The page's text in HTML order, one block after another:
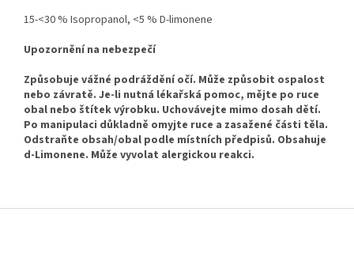
15-<30 % Isopropanol, <5 % D-limonene
Upozornění na nebezpečí
Způsobuje vážné podráždění očí. Může způsobit ospalost
nebo závratě. Je-li nutná lékařská pomoc, mějte po ruce
obal nebo štítek výrobku. Uchovávejte mimo dosah dětí.
Po manipulaci důkladně omyjte ruce a zasažené části těla.
Odstraňte obsah/obal podle místních předpisů. Obsahuje
d-Limonene. Může vyvolat alergickou reakci.